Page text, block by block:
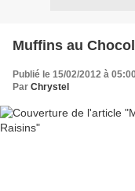
Muffins au
Publié le 15/02/2012 à
Par Chrystel